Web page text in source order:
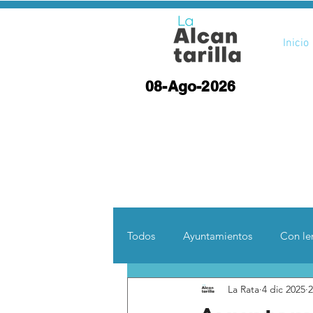
Inicio
08-Ago-2026
Todos Ayuntamientos Con
Desde otras
La Rata 4 dic 2025